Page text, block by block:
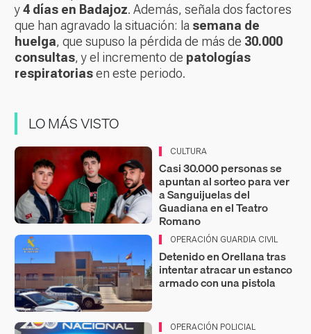
y4 días en Badajoz. Además, señala dos factores
que han agravado la situación: la semana de
huelga, que supuso la pérdida de más de 30.000
consultas, y el incremento de patologías
respiratoriasen este periodo.
LO MÁS VISTO
CULTURA
Casi 30.000 personas se
apuntan al sorteo para ver
a Sanguijuelas del
Guadiana en el Teatro
Romano
OPERACIÓN GUARDIA CIVIL
Detenido en Orellana tras
intentar atracar un estanco
armado con una pistola
OPERACIÓN POLICIAL